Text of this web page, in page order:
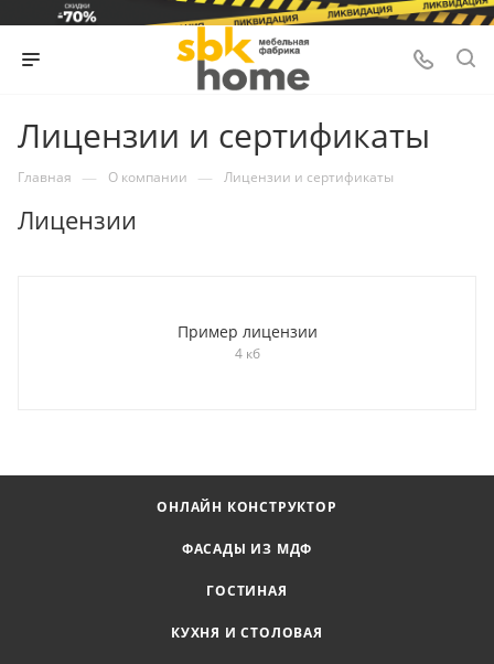
Лицензии и сертификаты
Главная — О компании — Лицензии и сертификаты
Лицензии
Пример лицензии
4 кб
ОНЛАЙН КОНСТРУКТОР
ФАСАДЫ ИЗ МДФ
ГОСТИНАЯ
КУХНЯ И СТОЛОВАЯ